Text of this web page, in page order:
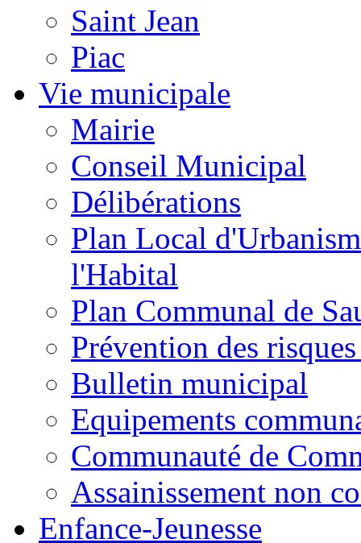
Saint Jean
Piac
Vie municipale
Mairie
Conseil Municipal
Délibérations
Plan Local
l'Habital
Plan Communal de
Prévention des
Bulletin municipal
Equipements
Communauté de
Assainissement non
Enfance-Jeunesse